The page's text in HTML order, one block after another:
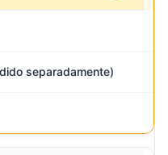
separadamente)